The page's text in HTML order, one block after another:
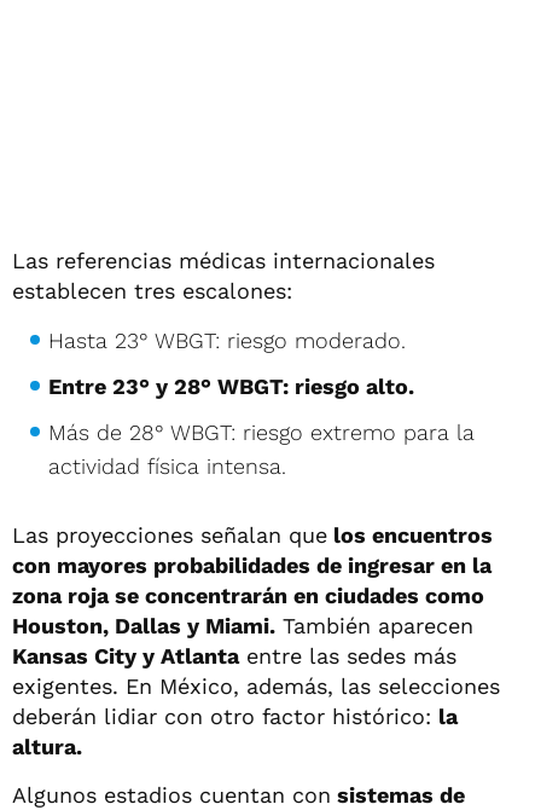
Las referencias médicas internacionales
establecen tres escalones:
Hasta 23° WBGT: riesgo moderado.
Entre 23° y 28° WBGT: riesgo alto.
Más de 28° WBGT: riesgo extremo para la
actividad física intensa.
Las proyecciones señalan que los encuentros
con mayores probabilidades de ingresar en la
zona roja se concentrarán en ciudades como
Houston, Dallas y Miami. También aparecen
Kansas City y Atlantaentre las sedes más
exigentes. En México, además, las selecciones
deberán lidiar con otro factor histórico: la
altura.
Algunos estadios cuentan con sistemas de